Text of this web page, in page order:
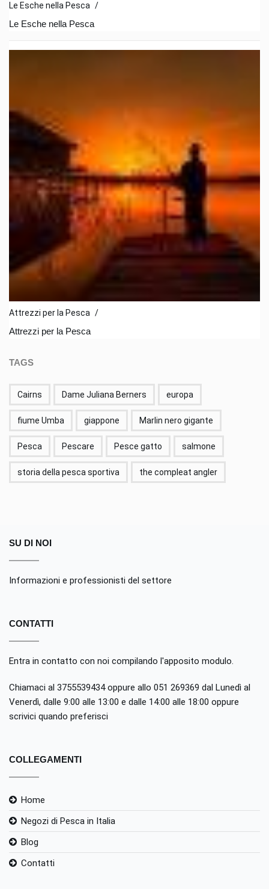
Le Esche nella Pesca /
Le Esche nella Pesca
Attrezzi per la Pesca /
Attrezzi per la Pesca
TAGS
Cairns Dame Juliana Berners europa
fiume Umba giappone Marlin nero gigante
Pesca Pescare Pesce gatto salmone
storia della pesca sportiva the compleat angler
SU DI NOI
Informazioni e professionisti del settore
CONTATTI
Entra in contatto con noi compilando l'apposito modulo.
Chiamaci al 3755539434 oppure allo 051 269369 dal Lunedì al
Venerdì, dalle 9:00 alle 13:00 e dalle 14:00 alle 18:00 oppure
scrivici quando preferisci
COLLEGAMENTI
Home
Negozi di Pesca in Italia
Blog
Contatti